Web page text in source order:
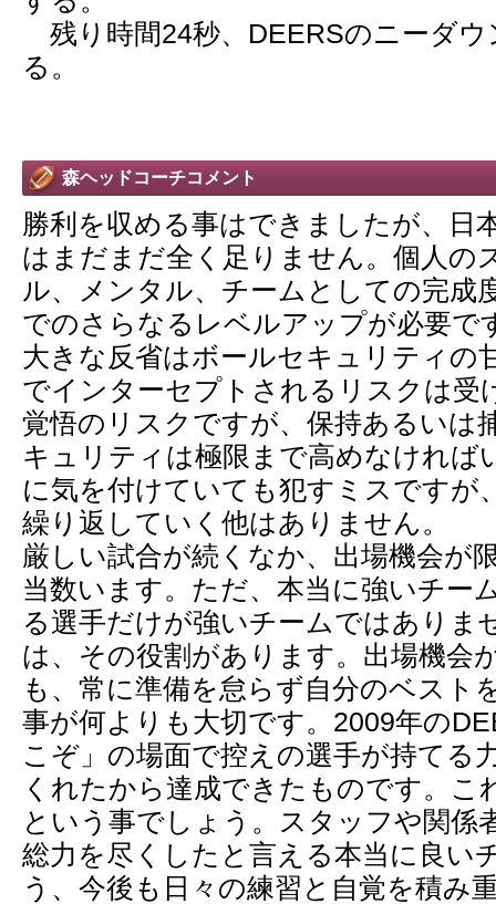
残り時間24秒、DEERSのニーダウ
る。
森ヘッドコーチコメント
勝利を収める事はできましたが、日
はまだまだ全く足りません。個人の
ル、メンタル、チームとしての完成
でのさらなるレベルアップが必要で
大きな反省はボールセキュリティの
でインターセプトされるリスクは受
覚悟のリスクですが、保持あるいは
キュリティは極限まで高めなければ
に気を付けていても犯すミスですが
繰り返していく他はありません。
厳しい試合が続くなか、出場機会が
当数います。ただ、本当に強いチー
る選手だけが強いチームではありま
は、その役割があります。出場機会
も、常に準備を怠らず自分のベスト
事が何よりも大切です。2009年の
こぞ」の場面で控えの選手が持てる
くれたから達成できたものです。こ
という事でしょう。スタッフや関係
総力を尽くしたと言える本当に良い
う、今後も日々の練習と自覚を積み